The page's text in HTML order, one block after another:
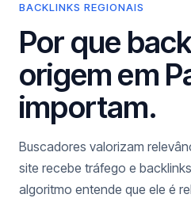
BACKLINKS REGIONAIS
Por que
origem em
importam.
Buscadores valorizam
site recebe tráfego e
algoritmo entende que ele é